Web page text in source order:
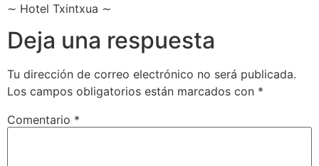
∼ Hotel Txintxua ∼
Deja una respuesta
Tu dirección de correo electrónico no será publicada.
Los campos obligatorios están marcados con *
Comentario *